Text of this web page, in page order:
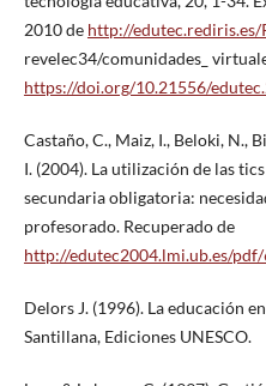
2010 de http://edutec.rediris.es/
revelec34/comunidades_
https://doi.org/10.21556/
Castaño, C., Maiz, I., Beloki, N.,
I. (2004). La utilización de las
secundaria obligatoria:
profesorado. Recuperado de
http://edutec2004.lmi.ub.es/
Delors J. (1996). La educación
Santillana, Ediciones UNESCO.